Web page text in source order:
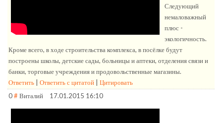
Следующий
немаловажный
плюс -
экологичность.
Кроме всего, в ходе строительства комплекса, в посёлке будут
построены школы, детские сады, больницы и аптеки, отделения связи и
банки, торговые учреждения и продовольственные магазины.
Ответить
Ответить с цитатой
Цитировать
0# Виталий 17.01.2015 16:10